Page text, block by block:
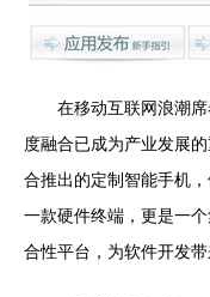
在移动互联网浪潮
度融合已成为产业发展
合推出的定制智能手机
一款硬件终端，更是一
合性平台，为软件开发带